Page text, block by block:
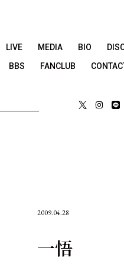
LIVE MEDIA BIO
BBS FANCLUB
2009.04.28
一悟